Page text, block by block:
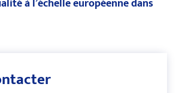
à l’échelle européenne dans